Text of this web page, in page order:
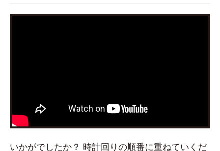
いかがでしたか？ 時計回りの順番に重ねていくだ